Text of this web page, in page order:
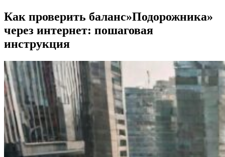
Как проверить баланс»Подорожника»
через интернет: пошаговая
инструкция